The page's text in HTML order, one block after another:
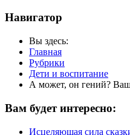
Навигатор
Вы здесь:
Главная
Рубрики
Дети и воспитание
А может, он гений?
Вам будет интересно:
Исцеляющая сила